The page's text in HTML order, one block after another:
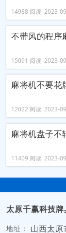
14988 阅读 2023-
不带风的程序
15091 阅读 2023-
麻将机不要花
12022 阅读 2023-
麻将机盘子不
11409 阅读 2023-
太原千赢科技牌
地址： 山西太原